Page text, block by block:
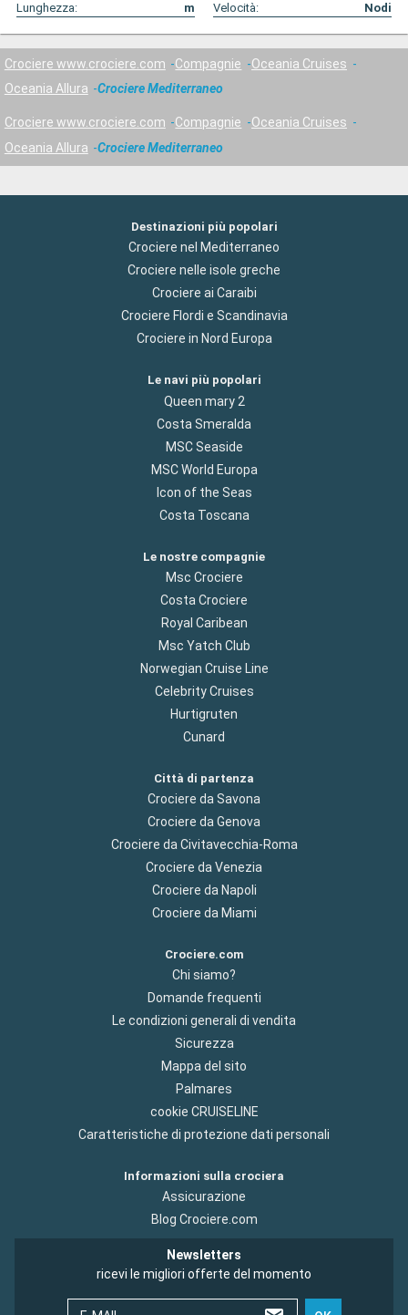
Lunghezza:
m Velocità: Nodi
Crociere www.crociere.com Compagnie
Oceania Cruises
Oceania Allura
Crociere Mediterraneo
Crociere www.crociere.com Compagnie
Oceania Cruises
Oceania Allura
Crociere Mediterraneo
Destinazioni più popolari
Crociere nel Mediterraneo
Crociere nelle isole greche
Crociere ai Caraibi
Crociere Flordi e Scandinavia
Crociere in Nord Europa
Le navi più popolari
Queen mary 2
Costa Smeralda
MSC Seaside
MSC World Europa
Icon of the Seas
Costa Toscana
Le nostre compagnie
Msc Crociere
Costa Crociere
Royal Caribean
Msc Yatch Club
Norwegian Cruise Line
Celebrity Cruises
Hurtigruten
Cunard
Città di partenza
Crociere da Savona
Crociere da Genova
Crociere da Civitavecchia-Roma
Crociere da Venezia
Crociere da Napoli
Crociere da Miami
Crociere.com
Chi siamo?
Domande frequenti
Le condizioni generali di vendita
Sicurezza
Mappa del sito
Palmares
cookie CRUISELINE
Caratteristiche di protezione dati personali
Informazioni sulla crociera
Assicurazione
Blog Crociere.com
Newsletters
ricevi le migliori offerte del momento